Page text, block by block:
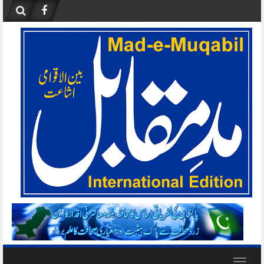
content
Toggle